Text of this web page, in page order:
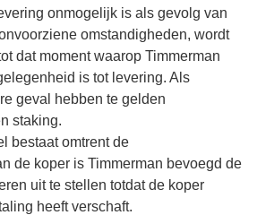
onmogelijk is als gevolg van
omstandigheden, wordt
dat moment waarop Timmerman
is tot levering. Als
geval hebben te gelden
staking.
bestaat omtrent de
de koper is Timmerman bevoegd de
uit te stellen totdat de koper
heeft verschaft.